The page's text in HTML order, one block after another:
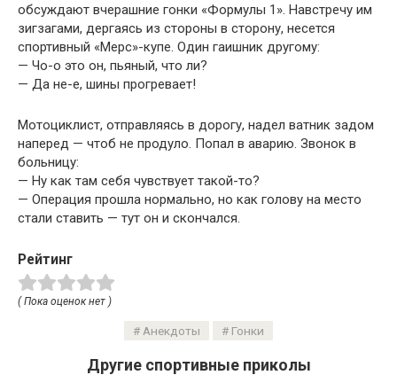
обсуждают вчерашние гонки «Формулы 1». Навстречу им
зигзагами, дергаясь из стороны в сторону, несется
спортивный «Мерс»-купе. Один гаишник другому:
— Чо-о это он, пьяный, что ли?
— Да не-е, шины прогревает!
Мотоциклист, отправляясь в дорогу, надел ватник задом
наперед — чтоб не продуло. Попал в аварию. Звонок в
больницу:
— Hу как там себя чувствует такой-то?
— Операция прошла нормально, но как голову на место
стали ставить — тут он и скончался.
Рейтинг
( Пока оценок нет )
Анекдоты Гонки
Другие спортивные приколы